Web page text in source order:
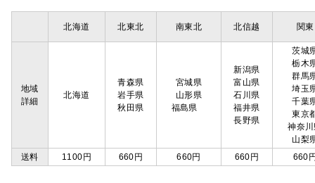
北海道 北東北 南東北 北信越 関東
地域
詳細
北海道
青森県
岩手県
秋田県
宮城県
山形県
福島県
新潟県
富山県
石川県
福井県
長野県
茨城
栃木
群馬
埼玉
千葉
東京
神奈
山梨
送料
1100円 660円 660円 660円 660